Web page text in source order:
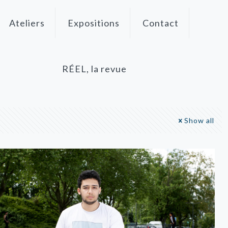
Ateliers Expositions Contact
RÉEL, la revue
Show all